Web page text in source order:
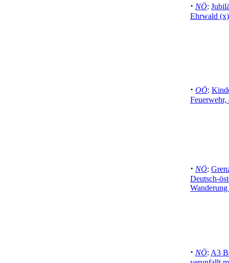
· NÖ:
Ehrwald (x)
· OÖ:
Feuerwehr,
· NÖ:
Deutsch-
· NÖ: A3